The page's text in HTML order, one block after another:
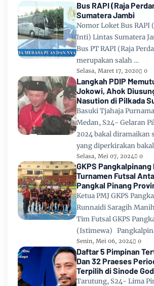
Bus RAPI (Raja
Sumatera Jambi
Nomor Loket Bus RAPI
Inti) Lintas Sumatera
Bus PT RAPI (Raja
merupakan salah …
Selasa, Maret 17, 2020 0
Langkah PDIP
Jokowi, Ahok
Nasution di Pilkada
Basuki Tjahaja
Medan, S24- Gelaran
2024 bakal diramaikan
yang diperkirakan
Selasa, Mei 07, 2024 0
GKPS Pangkalpinang
Turnamen Futsal
Pangkal Pinang
2024
Ketua PMJ GKPS
Runnaidi Saragih
Tim Futsal GKPS
(Istimewa)
Senin, Mei 06, 2024 0
Daftar 5 Pimpinan
Dan 32 Praeses
Terpilih di Sinode
67 Tahun 2024
Tarutung, S24- Lima